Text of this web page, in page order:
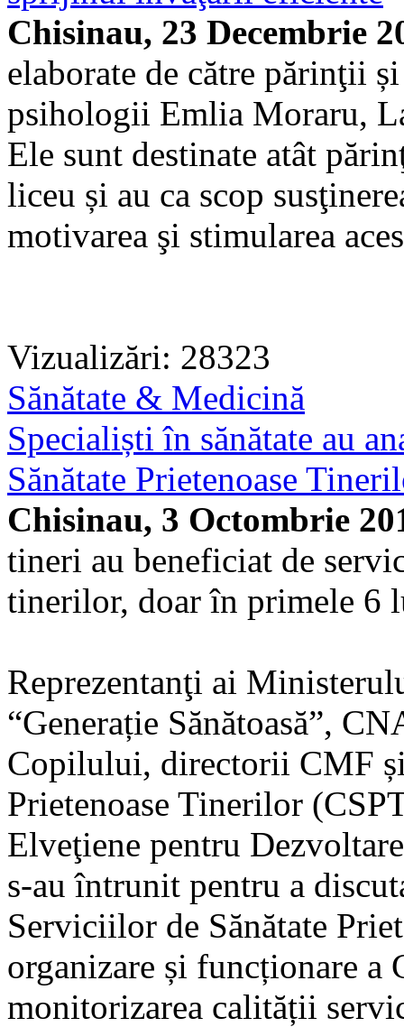
Chisinau, 23 Decembrie
elaborate de către părinţii
psihologii Emlia Moraru,
Ele sunt destinate atât
liceu și au ca scop
motivarea şi stimularea
Vizualizări: 28323
Sănătate & Medicină
Specialiști în sănătate au
Sănătate Prietenoase
Chisinau, 3 Octombrie
tineri au beneficiat de
tinerilor, doar în primele 6
Reprezentanţi ai
“Generație Sănătoasă”,
Copilului, directorii CMF
Prietenoase Tinerilor
Elveţiene pentru
s-au întrunit pentru a
Serviciilor de Sănătate
organizare și funcționare
monitorizarea calității